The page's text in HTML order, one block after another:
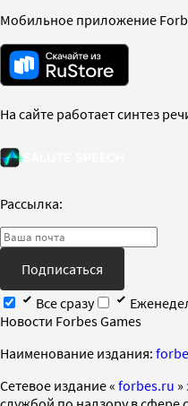
Мобильное приложение
На сайте работает синтез
Рассылка:
Подписаться
Все сразу
Новости Forbes Games
Наименование издания:
Cетевое издание « forbes.ru